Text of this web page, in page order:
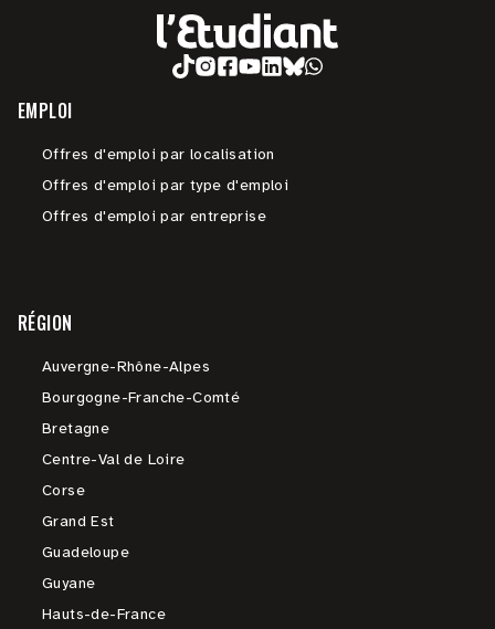
EMPLOI
Offres d'emploi par localisation
Offres d'emploi par type d'emploi
Offres d'emploi par entreprise
RÉGION
Auvergne-Rhône-Alpes
Bourgogne-Franche-Comté
Bretagne
Centre-Val de Loire
Corse
Grand Est
Guadeloupe
Guyane
Hauts-de-France